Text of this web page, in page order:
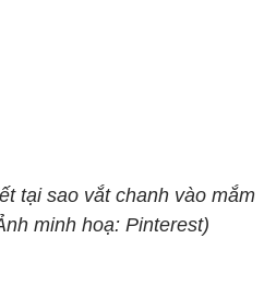
tại sao vắt chanh vào mắm
minh hoạ: Pinterest)